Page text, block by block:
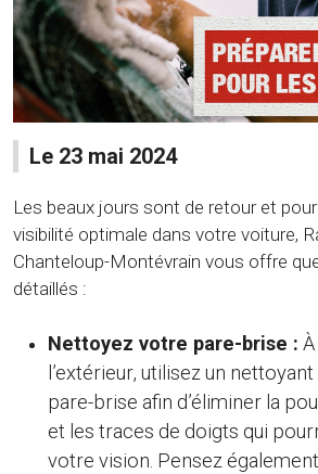
Le 23 mai 2024
Les beaux jours sont de retour et
visibilité optimale dans votre voiture,
Chanteloup-Montévrain vous offre
détaillés :
Nettoyez votre pare-brise :
l’extérieur, utilisez un
pare-brise afin d’éliminer la
et les traces de doigts qui
votre vision. Pensez